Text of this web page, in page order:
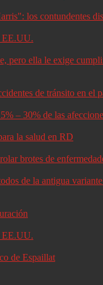
los contundentes
EE.UU.
pero ella le exige
de tránsito en el
– 30% de las
la salud en RD
brotes de
de la antigua
EE.UU.
de Espaillat